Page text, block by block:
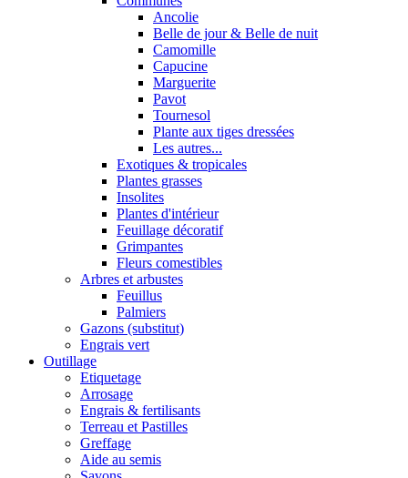
Ancolie
Belle de jour & Belle de nuit
Camomille
Capucine
Marguerite
Pavot
Tournesol
Plante aux tiges dressées
Les autres...
Exotiques & tropicales
Plantes grasses
Insolites
Plantes d'intérieur
Feuillage décoratif
Grimpantes
Fleurs comestibles
Arbres et arbustes
Feuillus
Palmiers
Gazons (substitut)
Engrais vert
Outillage
Etiquetage
Arrosage
Engrais & fertilisants
Terreau et Pastilles
Greffage
Aide au semis